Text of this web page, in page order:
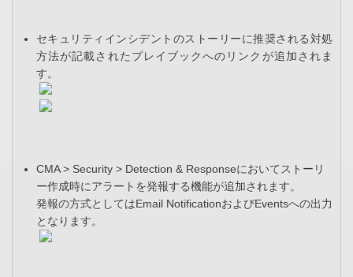
セキュリティインシデントのストーリーに推奨される対処
方法が記載されたプレイブックへのリンクが追加されま
す。
CMA > Security > Detection & Responseにおいてストーリ
ー作成時にアラートを発報する機能が追加されます。
発報の方式としてはEmail NotificationおよびEventsへの出力
となります。